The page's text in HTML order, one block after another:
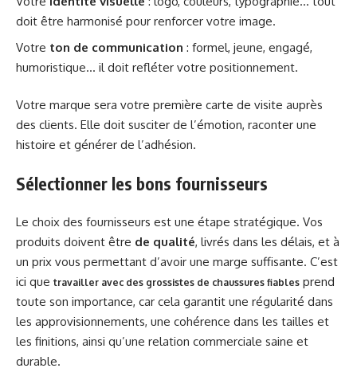
doit être harmonisé pour renforcer votre image.
Votre ton de communication : formel, jeune, engagé,
humoristique… il doit refléter votre positionnement.
Votre marque sera votre première carte de visite auprès
des clients. Elle doit susciter de l’émotion, raconter une
histoire et générer de l’adhésion.
Sélectionner les bons fournisseurs
Le choix des fournisseurs est une étape stratégique. Vos
produits doivent être de qualité, livrés dans les délais, et à
un prix vous permettant d’avoir une marge suffisante. C’est
ici que travailler avec des grossistes de chaussures fiables prend
toute son importance, car cela garantit une régularité dans
les approvisionnements, une cohérence dans les tailles et
les finitions, ainsi qu’une relation commerciale saine et
durable.